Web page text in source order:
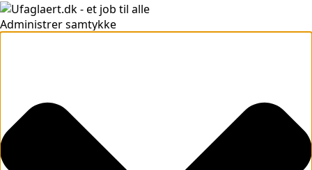
Administrer samtykke